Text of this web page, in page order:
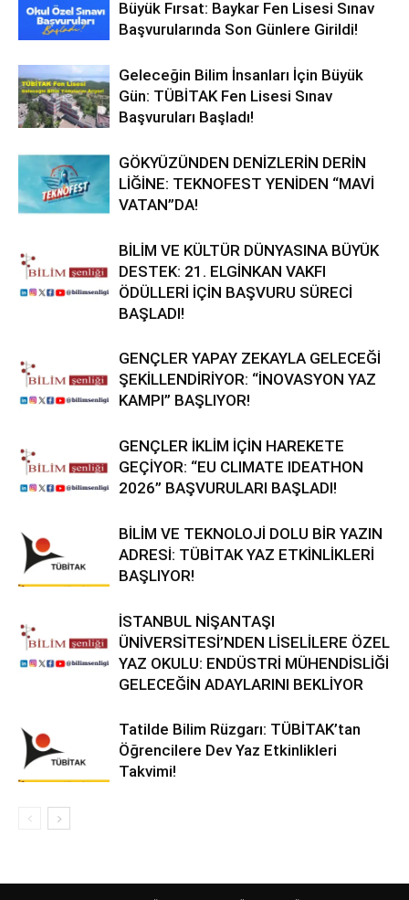
Büyük Fırsat: Baykar Fen Lisesi Sınav
Başvurularında Son Günlere Girildi!
Geleceğin Bilim İnsanları İçin Büyük
Gün: TÜBİTAK Fen Lisesi Sınav
Başvuruları Başladı!
GÖKYÜZÜNDEN DENİZLERİN DERİN
LİĞİNE: TEKNOFEST YENİDEN “MAVİ
VATAN”DA!
BİLİM VE KÜLTÜR DÜNYASINA BÜYÜK
DESTEK: 21. ELGİNKAN VAKFI
ÖDÜLLERİ İÇİN BAŞVURU SÜRECİ
BAŞLADI!
GENÇLER YAPAY ZEKAYLA GELECEĞİ
ŞEKİLLENDİRİYOR: “İNOVASYON YAZ
KAMPI” BAŞLIYOR!
GENÇLER İKLİM İÇİN HAREKETE
GEÇİYOR: “EU CLIMATE IDEATHON
2026” BAŞVURULARI BAŞLADI!
BİLİM VE TEKNOLOJİ DOLU BİR YAZIN
ADRESİ: TÜBİTAK YAZ ETKİNLİKLERİ
BAŞLIYOR!
İSTANBUL NİŞANTAŞI
ÜNİVERSİTESİ’NDEN LİSELİLERE ÖZEL
YAZ OKULU: ENDÜSTRİ MÜHENDİSLİĞİ
GELECEĞİN ADAYLARINI BEKLİYOR
Tatilde Bilim Rüzgarı: TÜBİTAK’tan
Öğrencilere Dev Yaz Etkinlikleri
Takvimi!